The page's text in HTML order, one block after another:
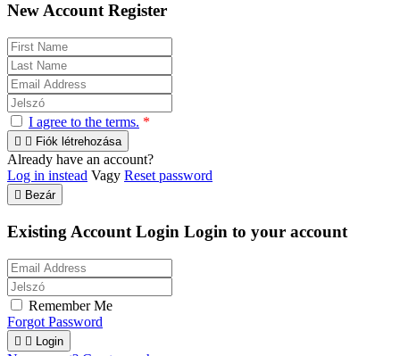
New Account Register
I agree to the terms. *
  Fiók létrehozása
Already have an account?
Log in instead Vagy Reset password
 Bezár
Existing Account Login Login to your account
Remember Me
Forgot Password
  Login